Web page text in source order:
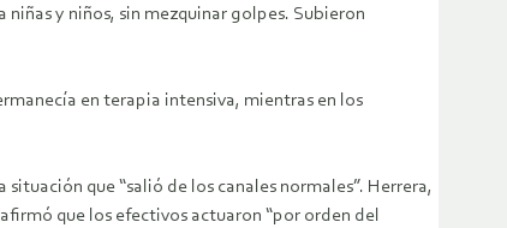
y niños, sin mezquinar golpes. Subieron
en terapia intensiva, mientras en los
que “salió de los canales normales”. Herrera,
que los efectivos actuaron “por orden del